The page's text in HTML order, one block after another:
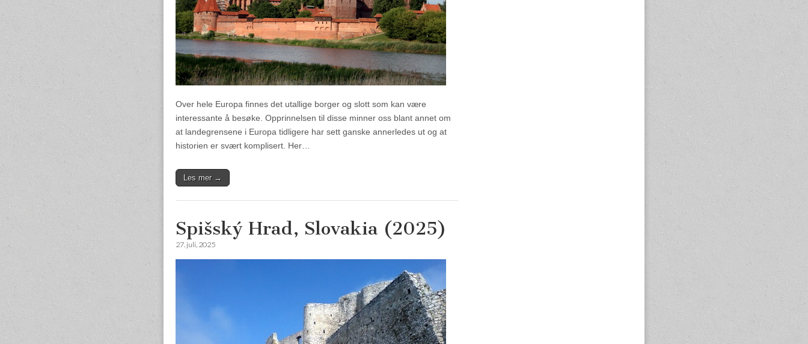
Over hele Europa finnes det utallige borger og slott som kan være
interessante å besøke. Opprinnelsen til disse minner oss blant annet om
at landegrensene i Europa tidligere har sett ganske annerledes ut og at
historien er svært komplisert. Her…
Les mer →
Spišský Hrad, Slovakia (2025)
27. juli, 2025